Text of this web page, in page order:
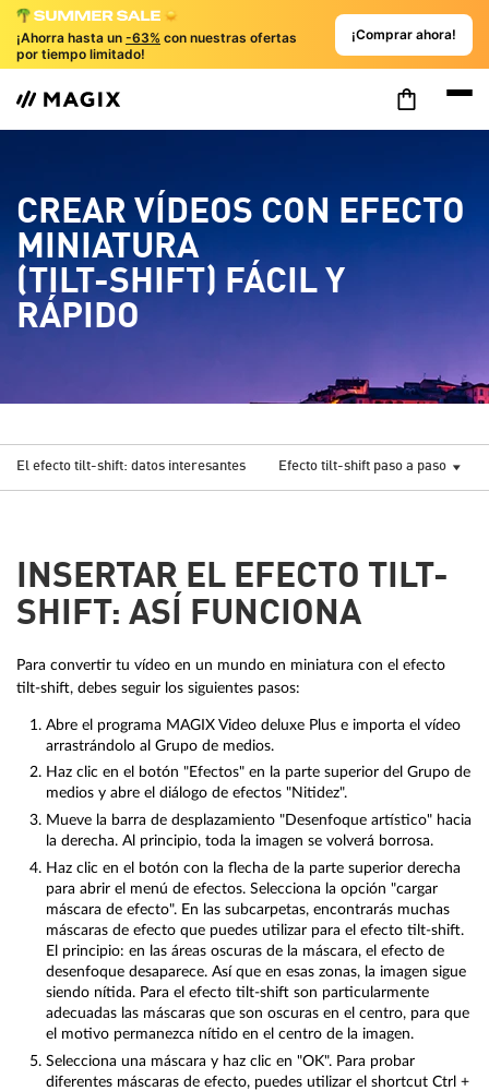
¡Ahorra hasta un -63% con nuestras ofertas
por tiempo limitado!
¡Comprar ahora!
CREAR VÍDEOS CON EFECTO
MINIATURA
(TILT-SHIFT) FÁCIL Y
RÁPIDO
El efecto tilt-shift: datos interesantes Efecto tilt-shift paso a paso
INSERTAR EL EFECTO TILT-
SHIFT: ASÍ FUNCIONA
Para convertir tu vídeo en un mundo en miniatura con el efecto
tilt-shift, debes seguir los siguientes pasos:
Abre el programa MAGIX Video deluxe Plus e importa el vídeo
arrastrándolo al Grupo de medios.
Haz clic en el botón "Efectos" en la parte superior del Grupo de
medios y abre el diálogo de efectos "Nitidez".
Mueve la barra de desplazamiento "Desenfoque artístico" hacia
la derecha. Al principio, toda la imagen se volverá borrosa.
Haz clic en el botón con la flecha de la parte superior derecha
para abrir el menú de efectos. Selecciona la opción "cargar
máscara de efecto". En las subcarpetas, encontrarás muchas
máscaras de efecto que puedes utilizar para el efecto tilt-shift.
El principio: en las áreas oscuras de la máscara, el efecto de
desenfoque desaparece. Así que en esas zonas, la imagen sigue
siendo nítida. Para el efecto tilt-shift son particularmente
adecuadas las máscaras que son oscuras en el centro, para que
el motivo permanezca nítido en el centro de la imagen.
Selecciona una máscara y haz clic en "OK". Para probar
diferentes máscaras de efecto, puedes utilizar el shortcut Ctrl +